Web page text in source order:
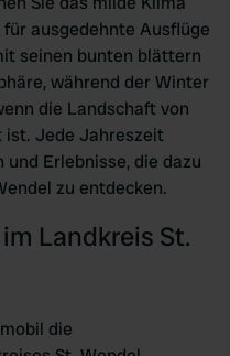
ausgedehnte Ausflüge
seinen bunten blättern
während der Winter
die Landschaft von
ist. Jede Jahreszeit
Erlebnisse, die dazu
zu entdecken.
Landkreis St.
die